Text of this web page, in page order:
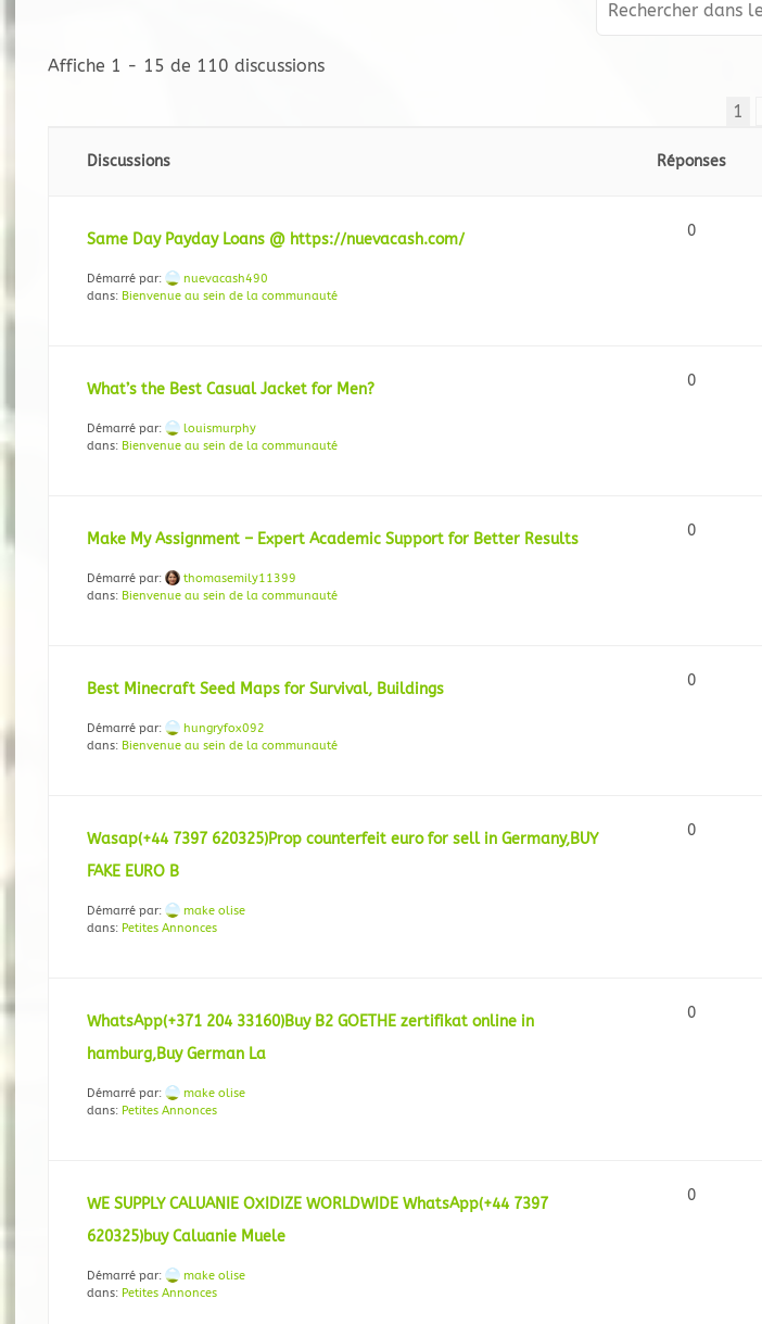
Affiche 1 - 15 de 110 discussions
1
Discussions Réponses
Same Day Payday Loans @ https://nuevacash.com/
Démarré par:
nuevacash490
dans: Bienvenue au sein de la communauté
0
What’s the Best Casual Jacket for Men?
Démarré par:
louismurphy
dans: Bienvenue au sein de la communauté
0
Make My Assignment – Expert Academic Support for Better Results
Démarré par:
thomasemily11399
dans: Bienvenue au sein de la communauté
0
Best Minecraft Seed Maps for Survival, Buildings
Démarré par:
hungryfox092
dans: Bienvenue au sein de la communauté
0
Wasap(+44 7397 620325)Prop counterfeit euro for sell in Germany,BUY
FAKE EURO B
Démarré par:
make olise
dans: Petites Annonces
0
WhatsApp(+371 204 33160)Buy B2 GOETHE zertifikat online in
hamburg,Buy German La
Démarré par:
make olise
dans: Petites Annonces
0
WE SUPPLY CALUANIE OXIDIZE WORLDWIDE WhatsApp(+44 7397
620325)buy Caluanie Muele
Démarré par:
make olise
dans: Petites Annonces
0